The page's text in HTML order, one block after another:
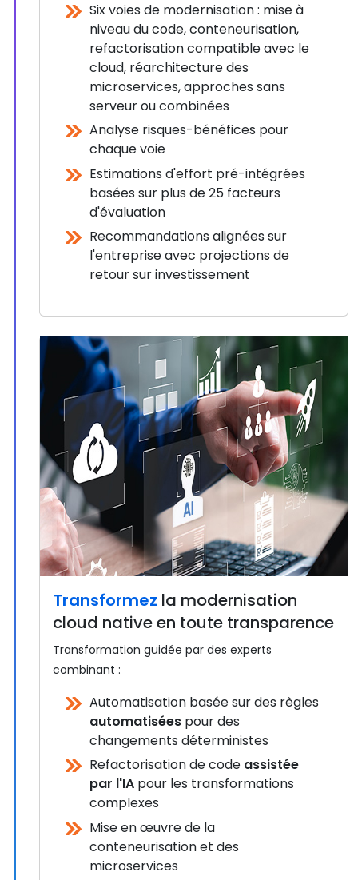
Six voies de modernisation : mise à
niveau du code, conteneurisation,
refactorisation compatible avec le
cloud, réarchitecture des
microservices, approches sans
serveur ou combinées
Analyse risques-bénéfices pour
chaque voie
Estimations d'effort pré-intégrées
basées sur plus de 25 facteurs
d'évaluation
Recommandations alignées sur
l'entreprise avec projections de
retour sur investissement
Transformez la modernisation
cloud native en toute transparence
Transformation guidée par des experts
combinant :
Automatisation basée sur des règles
automatisées pour des
changements déterministes
Refactorisation de code assistée
par l'IA pour les transformations
complexes
Mise en œuvre de la
conteneurisation et des
microservices